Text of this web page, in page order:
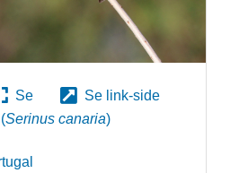
Se
Se link-side
(Serinus canaria)